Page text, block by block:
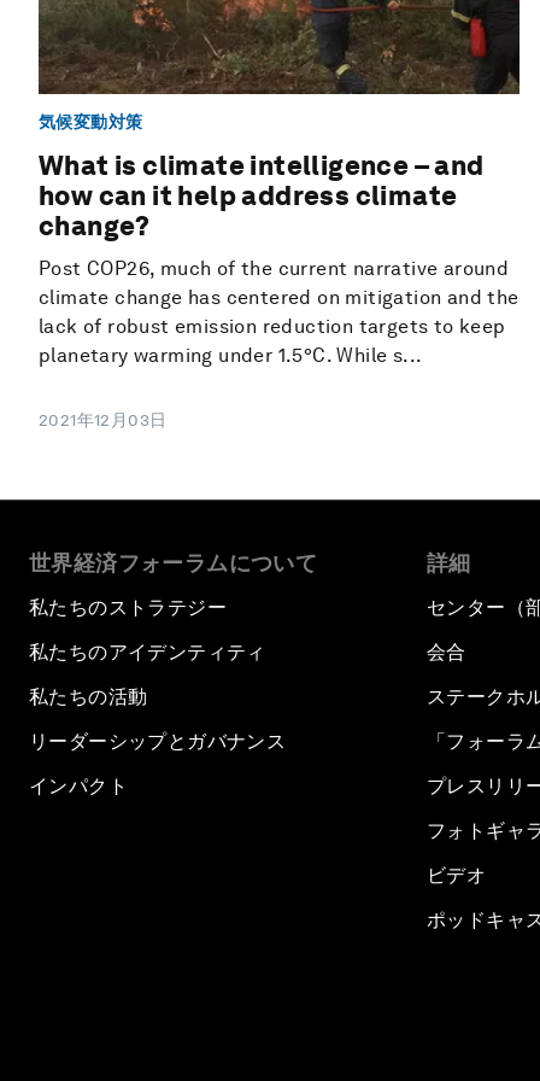
気候変動対策
What is climate intelligence – and
how can it help address climate
change?
Post COP26, much of the current narrative around
climate change has centered on mitigation and the
lack of robust emission reduction targets to keep
planetary warming under 1.5°C. While s...
2021年12月03日
世界経済フォーラムについて
私たちのストラテジー
私たちのアイデンティティ
私たちの活動
リーダーシップとガバナンス
インパクト
詳細
センター（
会合
ステークホ
「フォーラ
プレスリリ
フォトギャ
ビデオ
ポッドキャ